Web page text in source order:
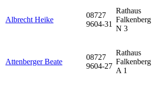
Albrecht Heike
08727
9604-31
Rathaus
Falkenberg
N 3
Attenberger Beate
08727
9604-27
Rathaus
Falkenberg
A 1